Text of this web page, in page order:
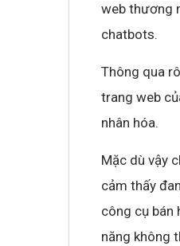
web thương
chatbots.
Thông qua
trang web
nhân hóa.
Mặc dù vậy
cảm thấy
công cụ bán
năng không
Không